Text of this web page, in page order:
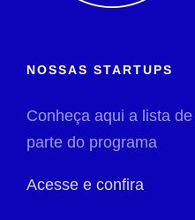
NOSSAS STARTUPS
Conheça aqui a lista
parte do programa
Acesse e confira